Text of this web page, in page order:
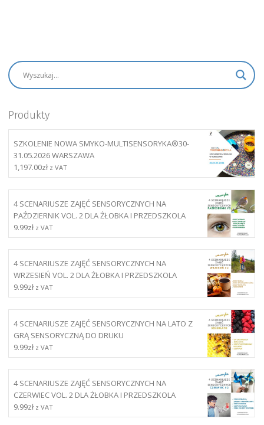
Produkty
SZKOLENIE NOWA SMYKO-MULTISENSORYKA®30-
31.05.2026 WARSZAWA
1,197.00zł z VAT
4 SCENARIUSZE ZAJĘĆ SENSORYCZNYCH NA
PAŹDZIERNIK VOL. 2 DLA ŻŁOBKA I PRZEDSZKOLA
9.99zł z VAT
4 SCENARIUSZE ZAJĘĆ SENSORYCZNYCH NA
WRZESIEŃ VOL. 2 DLA ŻŁOBKA I PRZEDSZKOLA
9.99zł z VAT
4 SCENARIUSZE ZAJĘĆ SENSORYCZNYCH NA LATO Z
GRĄ SENSORYCZNĄ DO DRUKU
9.99zł z VAT
4 SCENARIUSZE ZAJĘĆ SENSORYCZNYCH NA
CZERWIEC VOL. 2 DLA ŻŁOBKA I PRZEDSZKOLA
9.99zł z VAT